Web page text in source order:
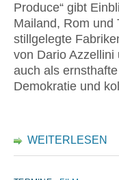
Produce“ gibt
Mailand, Rom und
stillgelegte
von Dario
auch als
Demokratie und
WEITERLESEN